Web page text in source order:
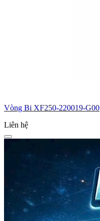
Vòng Bi XF250-220019-G00
Liên hệ